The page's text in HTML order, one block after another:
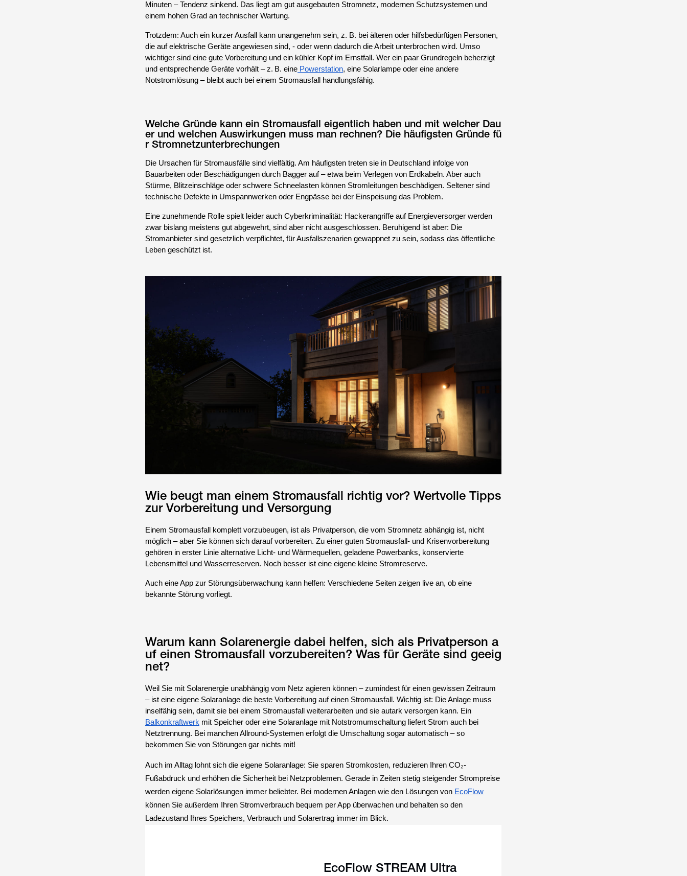
Minuten – Tendenz sinkend. Das liegt am gut ausgebauten Stromnetz, modernen Schutzsystemen und
einem hohen Grad an technischer Wartung.
Trotzdem: Auch ein kurzer Ausfall kann unangenehm sein, z. B. bei älteren oder hilfsbedürftigen Personen,
die auf elektrische Geräte angewiesen sind, - oder wenn dadurch die Arbeit unterbrochen wird. Umso
wichtiger sind eine gute Vorbereitung und ein kühler Kopf im Ernstfall. Wer ein paar Grundregeln beherzigt
und entsprechende Geräte vorhält – z. B. einePowerstation, eine Solarlampe oder eine andere
Notstromlösung – bleibt auch bei einem Stromausfall handlungsfähig.
Welche Gründe kann ein Stromausfall eigentlich haben und mit welcher Dau
er und welchen Auswirkungen muss man rechnen? Die häufigsten Gründe fü
r Stromnetzunterbrechungen
Die Ursachen für Stromausfälle sind vielfältig. Am häufigsten treten sie in Deutschland infolge von
Bauarbeiten oder Beschädigungen durch Bagger auf – etwa beim Verlegen von Erdkabeln. Aber auch
Stürme, Blitzeinschläge oder schwere Schneelasten können Stromleitungen beschädigen. Seltener sind
technische Defekte in Umspannwerken oder Engpässe bei der Einspeisung das Problem.
Eine zunehmende Rolle spielt leider auch Cyberkriminalität: Hackerangriffe auf Energieversorger werden
zwar bislang meistens gut abgewehrt, sind aber nicht ausgeschlossen. Beruhigend ist aber: Die
Stromanbieter sind gesetzlich verpflichtet, für Ausfallszenarien gewappnet zu sein, sodass das öffentliche
Leben geschützt ist.
Wie beugt man einem Stromausfall richtig vor? Wertvolle Tipps
zur Vorbereitung und Versorgung
Einem Stromausfall komplett vorzubeugen, ist als Privatperson, die vom Stromnetz abhängig ist, nicht
möglich – aber Sie können sich darauf vorbereiten. Zu einer guten Stromausfall- und Krisenvorbereitung
gehören in erster Linie alternative Licht- und Wärmequellen, geladene Powerbanks, konservierte
Lebensmittel und Wasserreserven. Noch besser ist eine eigene kleine Stromreserve.
Auch eine App zur Störungsüberwachung kann helfen: Verschiedene Seiten zeigen live an, ob eine
bekannte Störung vorliegt.
Warum kann Solarenergie dabei helfen, sich als Privatperson a
uf einen Stromausfall vorzubereiten? Was für Geräte sind geeig
net?
Weil Sie mit Solarenergie unabhängig vom Netz agieren können – zumindest für einen gewissen Zeitraum
– ist eine eigene Solaranlage die beste Vorbereitung auf einen Stromausfall. Wichtig ist: Die Anlage muss
inselfähig sein, damit sie bei einem Stromausfall weiterarbeiten und sie autark versorgen kann. Ein
Balkonkraftwerk mit Speicher oder eine Solaranlage mit Notstromumschaltung liefert Strom auch bei
Netztrennung. Bei manchen Allround-Systemen erfolgt die Umschaltung sogar automatisch – so
bekommen Sie von Störungen gar nichts mit!
Auch im Alltag lohnt sich die eigene Solaranlage: Sie sparen Stromkosten, reduzieren Ihren CO₂-
Fußabdruck und erhöhen die Sicherheit bei Netzproblemen. Gerade in Zeiten stetig steigender Strompreise
werden eigene Solarlösungen immer beliebter. Bei modernen Anlagen wie den Lösungen von EcoFlow
können Sie außerdem Ihren Stromverbrauch bequem per App überwachen und behalten so den
Ladezustand Ihres Speichers, Verbrauch und Solarertrag immer im Blick.
EcoFlow STREAM Ultra